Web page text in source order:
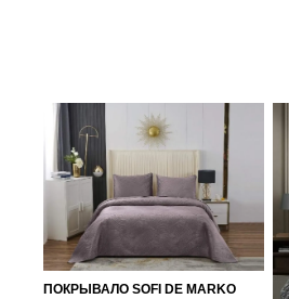
ПОКРЫВАЛО SOFI DE MARKO